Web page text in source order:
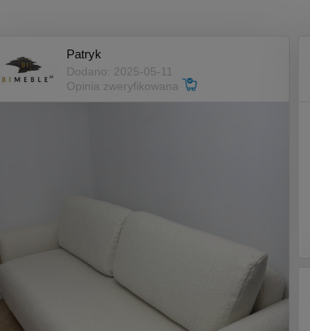
Patryk
Dodano: 2025-05-11
Opinia zweryfikowana